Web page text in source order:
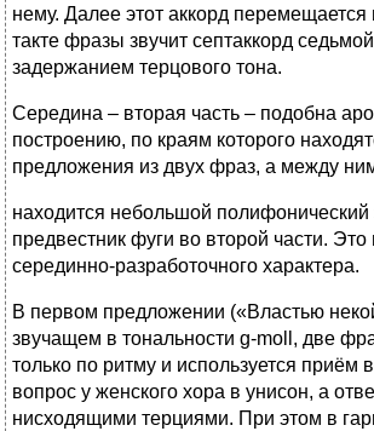
нему. Далее этот аккорд перемещается
такте фразы звучит септаккорд
задержанием терцового тона.
Середина – вторая часть – подобна
построению, по краям которого
предложения из двух фраз, а между
находится небольшой полифонический
предвестник фуги во второй части. Это
серединно-разработочного характера.
В первом предложении («Властью
звучащем в тональности g-moll, две
только по ритму и используется приём
вопрос у женского хора в унисон, а
нисходящими терциями. При этом в